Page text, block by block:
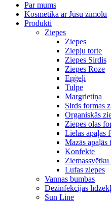
Par mums
Kosmētika ar Jūsu zīmolu
Produkti
Ziepes
Ziepes
Ziepju torte
Ziepes Sirdis
Ziepes Roze
Eņģeļi
Tulpe
Margrietiņa
Sirds formas
Organiskās
Ziepes olas
Lielās apaļās
Mazās apaļās
Konfekte
Ziemassvētku
Lufas ziepes
Vannas bumbas
Dezinfekcijas
Sun Line